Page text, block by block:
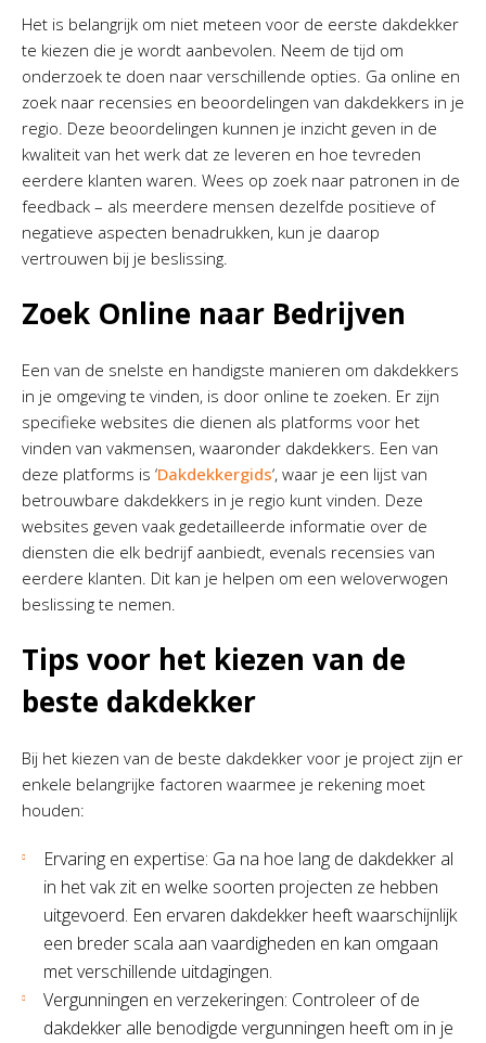
Het is belangrijk om niet meteen voor de eerste dakdekker
te kiezen die je wordt aanbevolen. Neem de tijd om
onderzoek te doen naar verschillende opties. Ga online en
zoek naar recensies en beoordelingen van dakdekkers in je
regio. Deze beoordelingen kunnen je inzicht geven in de
kwaliteit van het werk dat ze leveren en hoe tevreden
eerdere klanten waren. Wees op zoek naar patronen in de
feedback – als meerdere mensen dezelfde positieve of
negatieve aspecten benadrukken, kun je daarop
vertrouwen bij je beslissing.
Zoek Online naar Bedrijven
Een van de snelste en handigste manieren om dakdekkers
in je omgeving te vinden, is door online te zoeken. Er zijn
specifieke websites die dienen als platforms voor het
vinden van vakmensen, waaronder dakdekkers. Een van
deze platforms is ‘Dakdekkergids‘, waar je een lijst van
betrouwbare dakdekkers in je regio kunt vinden. Deze
websites geven vaak gedetailleerde informatie over de
diensten die elk bedrijf aanbiedt, evenals recensies van
eerdere klanten. Dit kan je helpen om een weloverwogen
beslissing te nemen.
Tips voor het kiezen van de
beste dakdekker
Bij het kiezen van de beste dakdekker voor je project zijn er
enkele belangrijke factoren waarmee je rekening moet
houden:
Ervaring en expertise: Ga na hoe lang de dakdekker al
in het vak zit en welke soorten projecten ze hebben
uitgevoerd. Een ervaren dakdekker heeft waarschijnlijk
een breder scala aan vaardigheden en kan omgaan
met verschillende uitdagingen.
Vergunningen en verzekeringen: Controleer of de
dakdekker alle benodigde vergunningen heeft om in je